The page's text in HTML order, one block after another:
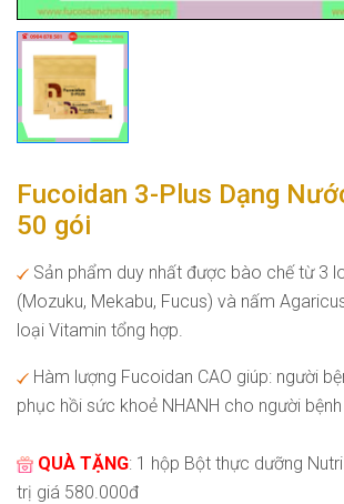
Fucoidan 3-Plus Dạng
50 gói
Sản phẩm duy nhất được bào chế từ 3
(Mozuku, Mekabu, Fucus) và nấm
loại Vitamin tổng hợp.
Hàm lượng Fucoidan CAO giúp: người
phục hồi sức khoẻ NHANH cho người
QUÀ TẶNG: 1 hộp Bột thực dưỡng
trị giá 580.000đ